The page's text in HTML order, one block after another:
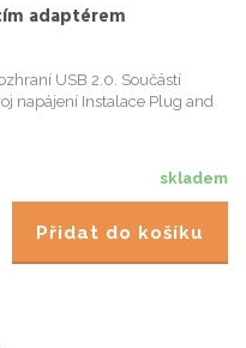
adaptérem
USB 2.0. Součástí
napájení Instalace Plug and
skladem
Přidat do košíku